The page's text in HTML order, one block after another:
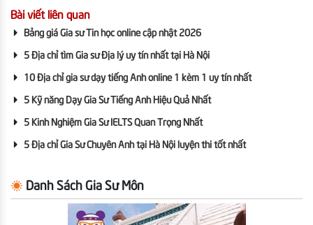
Bài viết liên quan
Bảng giá Gia sư Tin học online cập nhật 2026
5 Địa chỉ tìm Gia sư Địa lý uy tín nhất tại Hà Nội
10 Địa chỉ gia sư dạy tiếng Anh online 1 kèm 1 uy tín nhất
5 Kỹ năng Dạy Gia Sư Tiếng Anh Hiệu Quả Nhất
5 Kinh Nghiệm Gia Sư IELTS Quan Trọng Nhất
5 Địa chỉ Gia Sư Chuyên Anh tại Hà Nội luyện thi tốt nhất
Danh Sách Gia Sư Môn